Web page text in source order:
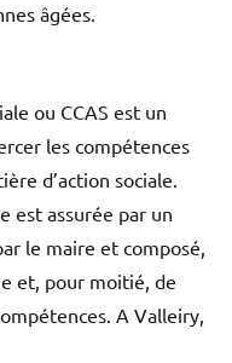
âgées.
ou CCAS est un
les compétences
d’action sociale.
est assurée par un
le maire et composé,
et, pour moitié, de
A Valleiry,